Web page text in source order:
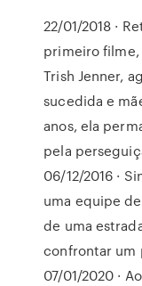
22/01/2018 ·
primeiro filme,
Trish Jenner,
sucedida e
anos, ela
pela
06/12/2016 ·
uma equipe
de uma
confrontar um
07/01/2020 ·